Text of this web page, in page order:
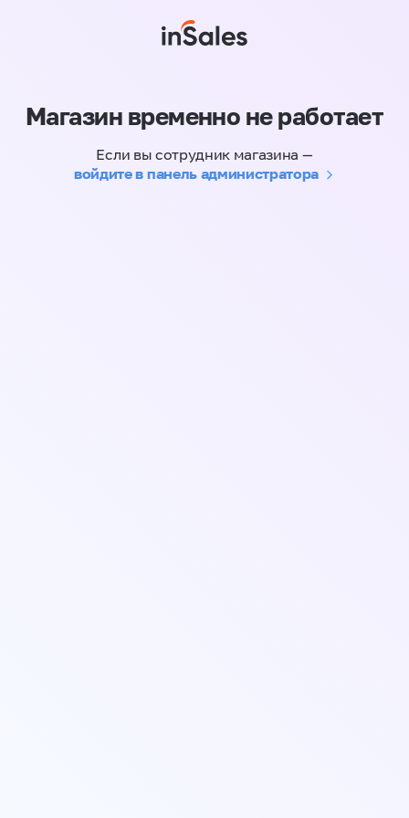
Магазин временно не работает
Если вы сотрудник магазина —
войдите в панель администратора